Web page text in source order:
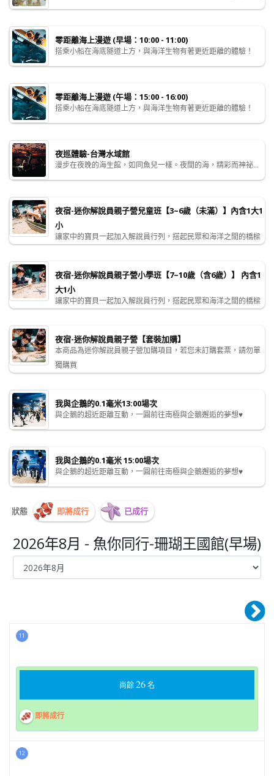
零距離海上漫遊 (早場：10:00 - 11:00)
搭乘小船在海底隧道上方，與海洋生物有著更近距離的體驗！
零距離海上漫遊 (午場：15:00 - 16:00)
搭乘小船在海底隧道上方，與海洋生物有著更近距離的體驗！
夜巡體驗-台灣水域館
漫步在夜晚的海生館，如同魚兒一樣。夜間的海，精彩而神祕...
夜宿-迷你解說員親子營兒童班【3~6歲（未滿）】內含1大1
小
讓家中的寶貝一起加入解說員行列，搭起民眾和海洋之間的橋樑
夜宿-迷你解說員親子營小學班【7~10歲（含6歲）】 內含1
大1小
讓家中的寶貝一起加入解說員行列，搭起民眾和海洋之間的橋樑
夜宿-迷你解說員親子營【套裝加購】
本商品為迷你解說員親子營加購項目，若您未訂購套票，請勿單
獨購買
我與企鵝的0.1毫米13:00場次
與企鵝的超近距離互動，一圓前往南極與企鵝邂逅的夢想♥
我與企鵝的0.1毫米 15:00場次
與企鵝的超近距離互動，一圓前往南極與企鵝邂逅的夢想♥
狀態 即將成行 已成行
2026年8月 - 魚你同行-珊瑚王國館(早場)
11
尚餘26名
即將成行
12